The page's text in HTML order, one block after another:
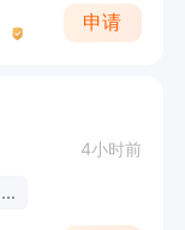
申请
4小时前
...